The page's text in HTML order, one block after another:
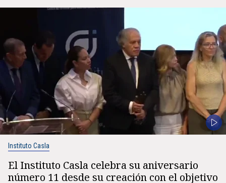
Instituto Casla
El Instituto Casla celebra su aniversario
número 11 desde su creación con el objetivo